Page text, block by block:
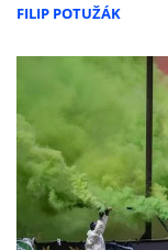
FILIP POTUŽÁK